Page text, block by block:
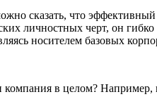
сказать, что
личностных черт, он
носителем базовых
компания в целом? Например,